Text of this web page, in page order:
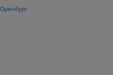
Оренбург